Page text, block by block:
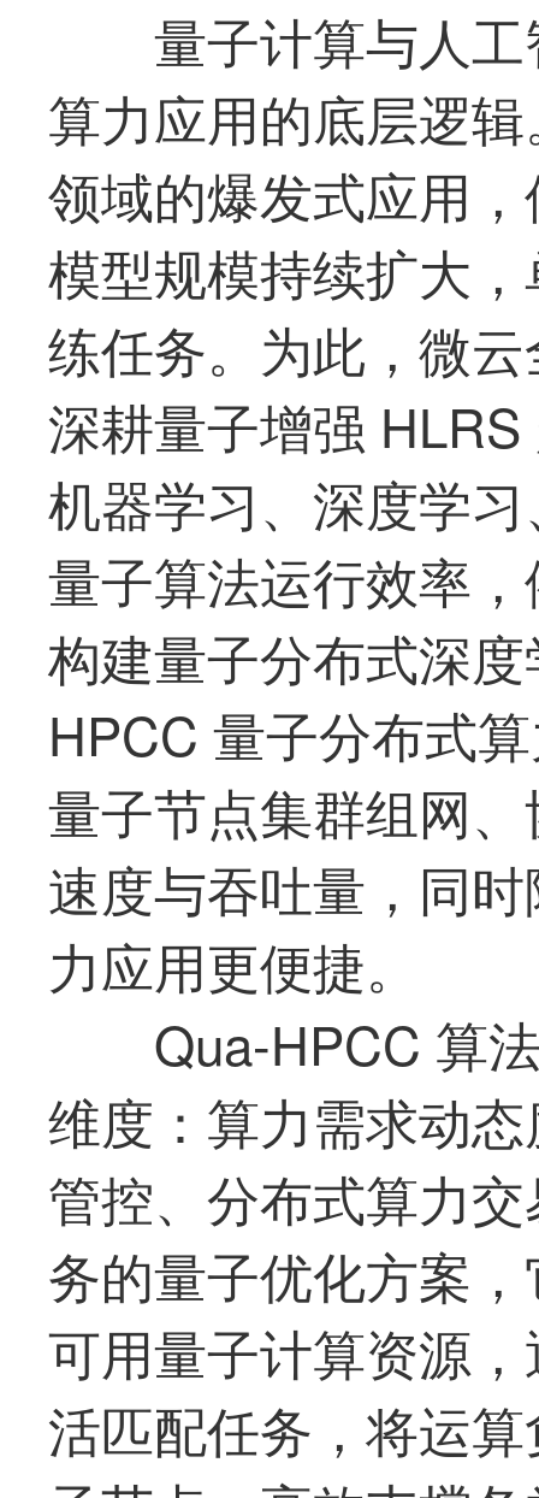
量子计算与人
算力应用的底层逻
领域的爆发式应用
模型规模持续扩大
练任务。为此，微
深耕量子增强
机器学习、深度学
量子算法运行效率
构建量子分布式深
HPCC 量子分布式
量子节点集群组网
速度与吞吐量，同
力应用更便捷。
Qua-HPCC 算
维度：算力需求动
管控、分布式算力
务的量子优化方案
可用量子计算资源
活匹配任务，将运